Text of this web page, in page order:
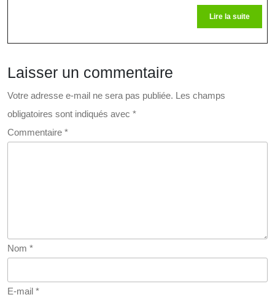
Lire la suiteLire
la
Laisser un commentaire
Votre adresse e-mail ne sera pas publiée. Les champs
obligatoires sont indiqués avec *
Commentaire *
Nom *
E-mail *